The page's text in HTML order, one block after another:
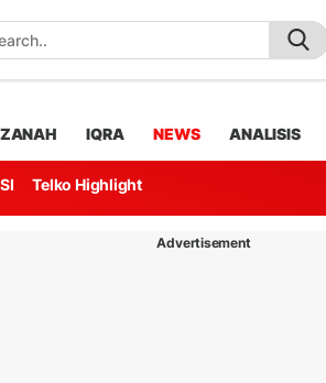
IQRA NEWS ANALISIS
Telko Highlight
Advertisement